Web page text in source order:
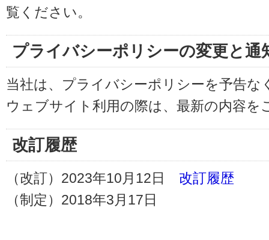
覧ください。
プライバシーポリシーの変更と通
当社は、プライバシーポリシーを予告
ウェブサイト利用の際は、最新の内容を
改訂履歴
（改訂）2023年10月12日 改訂履歴
（制定）2018年3月17日